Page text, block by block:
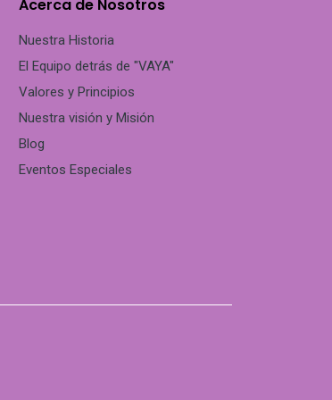
Acerca de Nosotros
Nuestra Historia
El Equipo detrás de "VAYA"
Valores y Principios
Nuestra visión y Misión
Blog
Eventos Especiales